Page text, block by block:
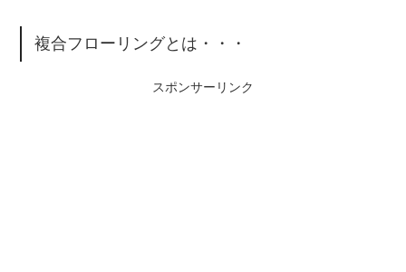
複合フローリングとは・・・
スポンサーリンク